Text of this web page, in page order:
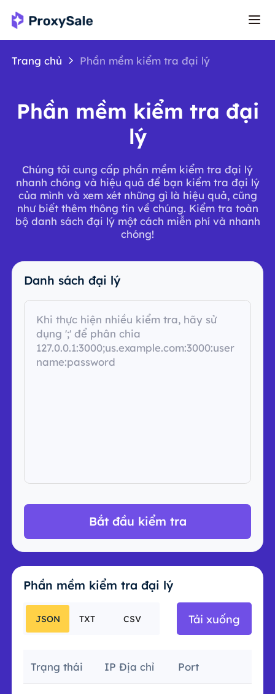
Trang chủ Phần mềm kiểm tra đại lý
Phần mềm kiểm tra đại
lý
Chúng tôi cung cấp phần mềm kiểm tra đại lý
nhanh chóng và hiệu quả để bạn kiểm tra đại lý
của mình và xem xét những gì là hiệu quả, cũng
như biết thêm thông tin về chúng. Kiểm tra toàn
bộ danh sách đại lý một cách miễn phí và nhanh
chóng!
Danh sách đại lý
Bắt đầu kiểm tra
Phần mềm kiểm tra đại lý
JSON TXT CSV Tải xuống
Trạng thái IP Địa chỉ Port